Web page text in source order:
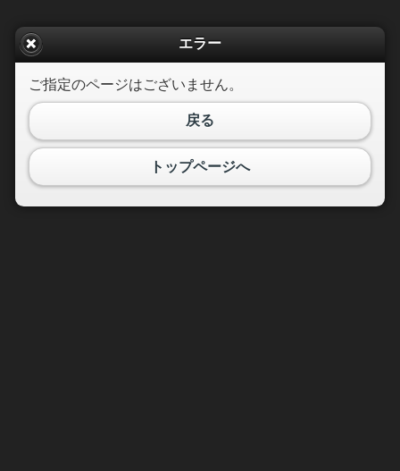
エラー
ご指定のページはございません。
戻る
トップページへ